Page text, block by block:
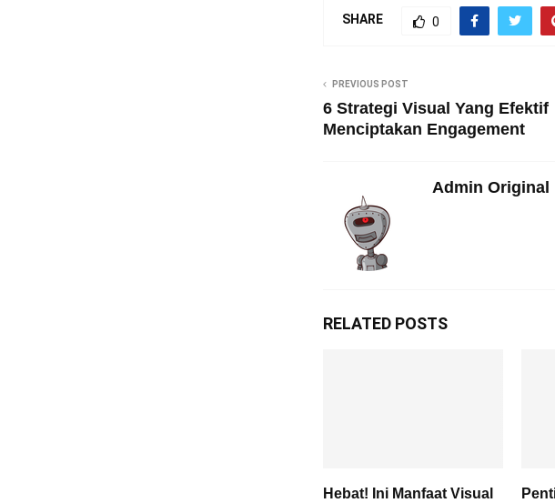
SHARE 0
PREVIOUS POST
6 Strategi Visual Yang Efektif
Menciptakan Engagement
Admin Original
RELATED POSTS
Hebat! Ini Manfaat Visual